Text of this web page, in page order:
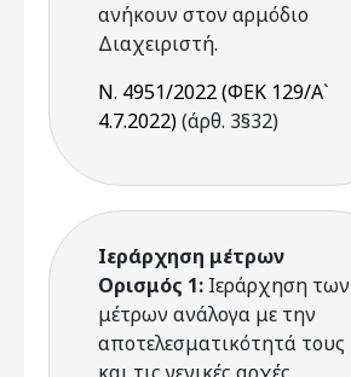
ανήκουν στον αρμόδιο
Διαχειριστή.
Ν. 4951/2022 (ΦΕΚ 129/Α`
4.7.2022)(άρθ. 3§32)
Ιεράρχηση μέτρων
Ορισμός 1: Ιεράρχηση των
μέτρων ανάλογα με την
αποτελεσματικότητά τους